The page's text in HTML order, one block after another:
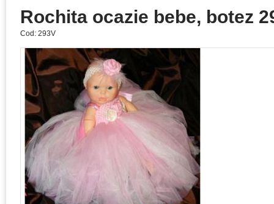
Rochita ocazie bebe, botez
Cod: 293V